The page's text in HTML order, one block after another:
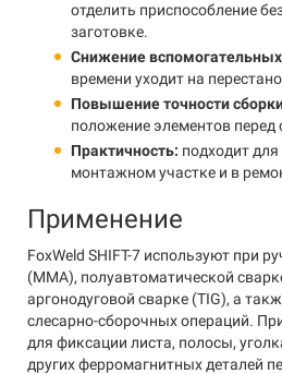
отделить приспособление
заготовке.
Снижение
времени уходит на
Повышение точности
положение элементов перед
Практичность: подходит
монтажном участке и в
Применение
FoxWeld SHIFT-7 используют при
(MMA), полуавтоматической
аргонодуговой сварке (TIG), а
слесарно-сборочных операций.
для фиксации листа, полосы,
других ферромагнитных деталей